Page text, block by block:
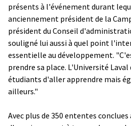
présents à l'événement durant
anciennement président de la
président du Conseil
souligné lui aussi à quel point
essentielle au développement.
prendre sa place. L'Université
étudiants d'aller apprendre mais
ailleurs."
Avec plus de 350 ententes